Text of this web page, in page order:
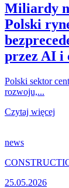
Miliardy
Polski
przez AI i
Polski sektor
rozwoju,...
Czytaj więcej
news
25.05.2026